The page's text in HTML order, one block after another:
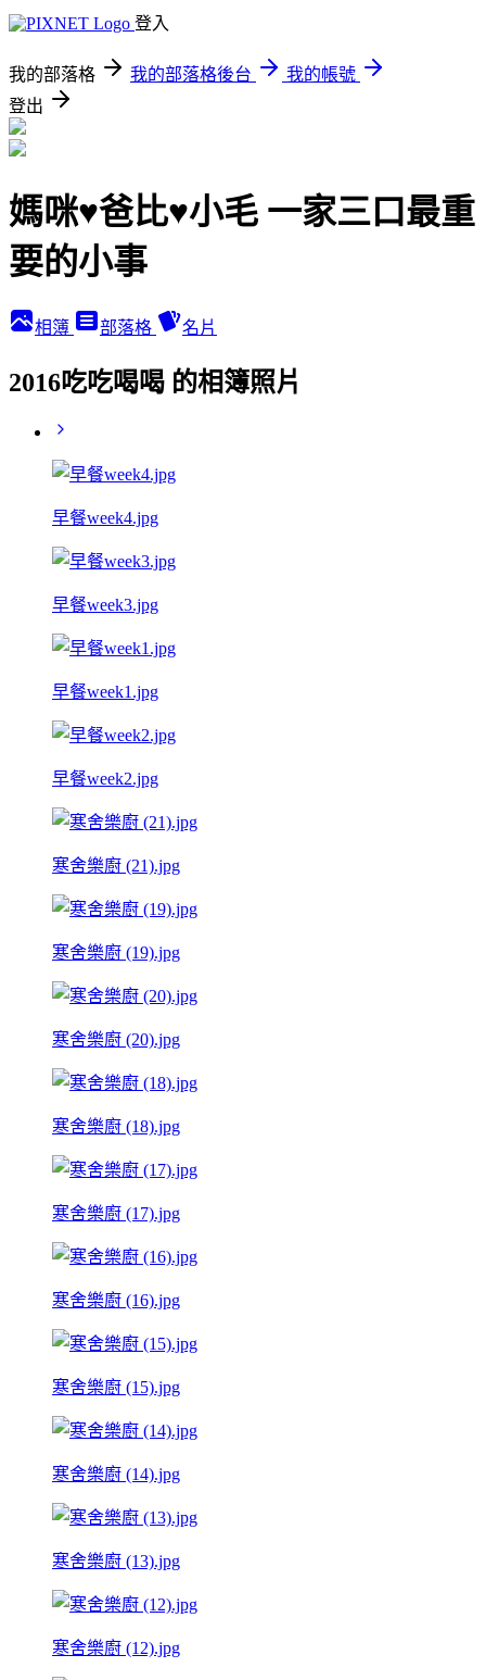
登入
我的部落格 我的部落格後台
我的帳號
登出
媽咪♥爸比♥小毛 一家三口最重
要的小事
相簿 部落格 名片
2016吃吃喝喝 的相簿照片
早餐week4.jpg
早餐week3.jpg
早餐week1.jpg
早餐week2.jpg
寒舍樂廚 (21).jpg
寒舍樂廚 (19).jpg
寒舍樂廚 (20).jpg
寒舍樂廚 (18).jpg
寒舍樂廚 (17).jpg
寒舍樂廚 (16).jpg
寒舍樂廚 (15).jpg
寒舍樂廚 (14).jpg
寒舍樂廚 (13).jpg
寒舍樂廚 (12).jpg